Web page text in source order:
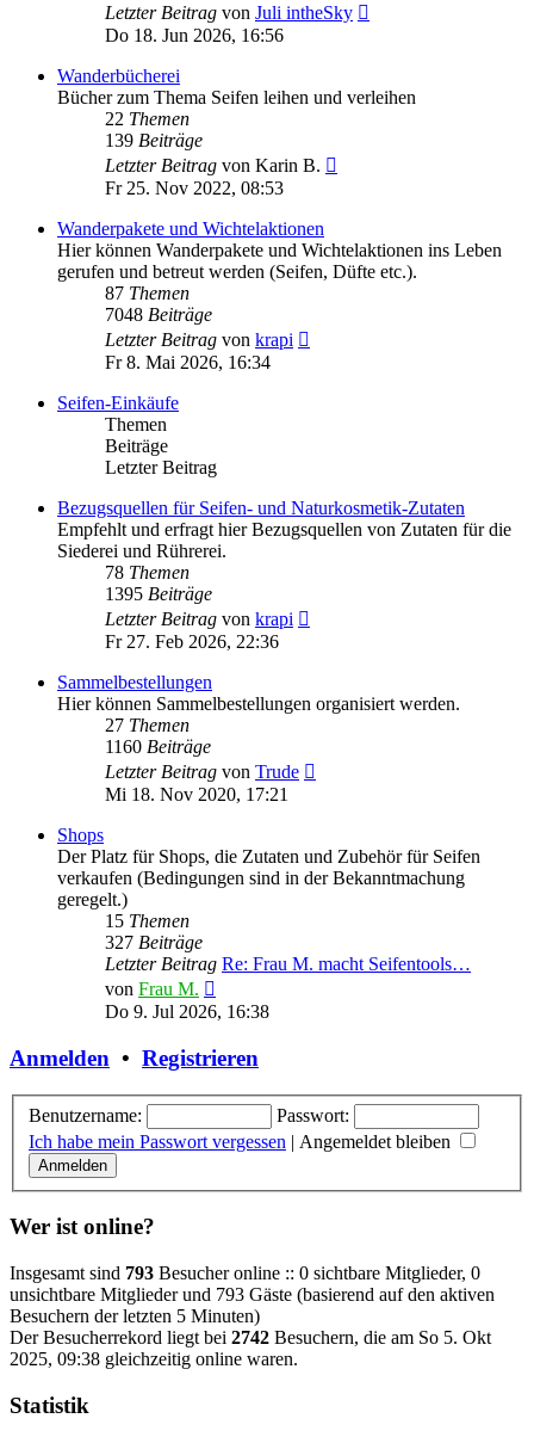
Letzter Beitrag von Juli intheSky
Do 18. Jun 2026, 16:56
Wanderbücherei
Bücher zum Thema Seifen leihen und verleihen
22 Themen
139 Beiträge
Letzter Beitrag von Karin B.
Fr 25. Nov 2022, 08:53
Wanderpakete und Wichtelaktionen
Hier können Wanderpakete und Wichtelaktionen ins Leben
gerufen und betreut werden (Seifen, Düfte etc.).
87 Themen
7048 Beiträge
Letzter Beitrag von krapi
Fr 8. Mai 2026, 16:34
Seifen-Einkäufe
Themen
Beiträge
Letzter Beitrag
Bezugsquellen für Seifen- und Naturkosmetik-Zutaten
Empfehlt und erfragt hier Bezugsquellen von Zutaten für die
Siederei und Rührerei.
78 Themen
1395 Beiträge
Letzter Beitrag von krapi
Fr 27. Feb 2026, 22:36
Sammelbestellungen
Hier können Sammelbestellungen organisiert werden.
27 Themen
1160 Beiträge
Letzter Beitrag von Trude
Mi 18. Nov 2020, 17:21
Shops
Der Platz für Shops, die Zutaten und Zubehör für Seifen
verkaufen (Bedingungen sind in der Bekanntmachung
geregelt.)
15 Themen
327 Beiträge
Letzter Beitrag Re: Frau M. macht Seifentools…
von Frau M.
Beitrag
Do 9. Jul 2026, 16:38
Anmelden • Registrieren
Benutzername:
Passwort:
Ich habe mein Passwort vergessen | Angemeldet bleiben
Wer ist online?
Insgesamt sind 793 Besucher online :: 0 sichtbare Mitglieder, 0
unsichtbare Mitglieder und 793 Gäste (basierend auf den aktiven
Besuchern der letzten 5 Minuten)
Der Besucherrekord liegt bei 2742 Besuchern, die am So 5. Okt
2025, 09:38 gleichzeitig online waren.
Statistik